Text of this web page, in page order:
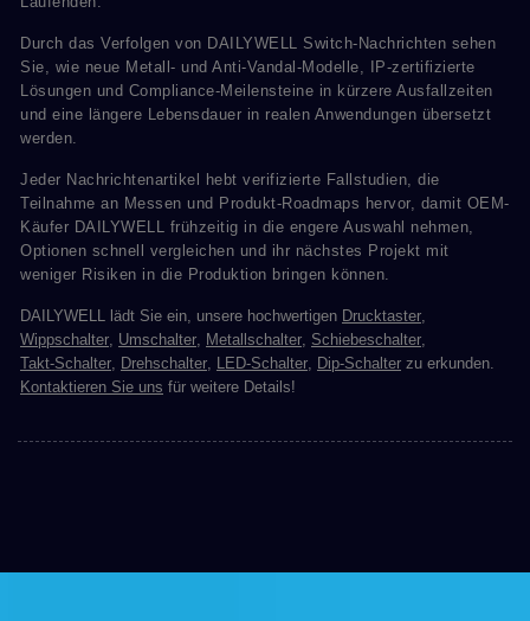
Durch das Verfolgen von DAILYWELL Switch-Nachrichten sehen
Sie, wie neue Metall- und Anti-Vandal-Modelle, IP-zertifizierte
Lösungen und Compliance-Meilensteine in kürzere Ausfallzeiten
und eine längere Lebensdauer in realen Anwendungen übersetzt
werden.
Jeder Nachrichtenartikel hebt verifizierte Fallstudien, die
Teilnahme an Messen und Produkt-Roadmaps hervor, damit OEM-
Käufer DAILYWELL frühzeitig in die engere Auswahl nehmen,
Optionen schnell vergleichen und ihr nächstes Projekt mit
weniger Risiken in die Produktion bringen können.
DAILYWELL lädt Sie ein, unsere hochwertigen Drucktaster,
Wippschalter, Umschalter, Metallschalter, Schiebeschalter,
Takt-Schalter, Drehschalter, LED-Schalter, Dip-Schalter zu erkunden.
Kontaktieren Sie uns für weitere Details!